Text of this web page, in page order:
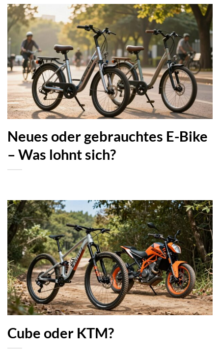
Neues oder gebrauchtes E-Bike
– Was lohnt sich?
Cube oder KTM?